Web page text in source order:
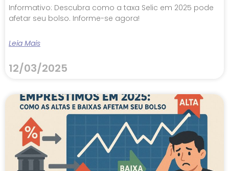
Informativo: Descubra como a taxa Selic em 2025 pode
afetar seu bolso. Informe-se agora!
Leia Mais
12/03/2025